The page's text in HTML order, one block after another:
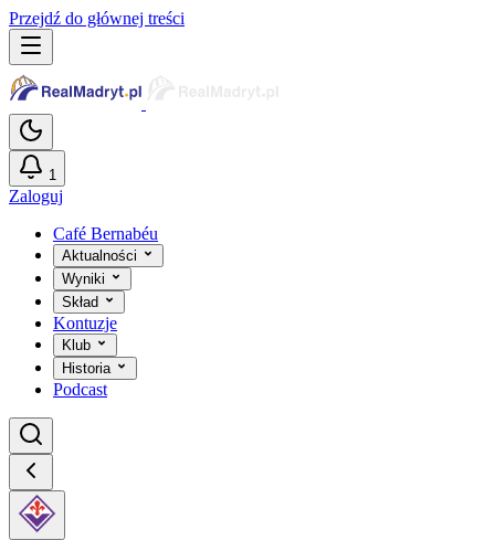
Przejdź do głównej treści
1
Zaloguj
Café Bernabéu
Aktualności
Wyniki
Skład
Kontuzje
Klub
Historia
Podcast